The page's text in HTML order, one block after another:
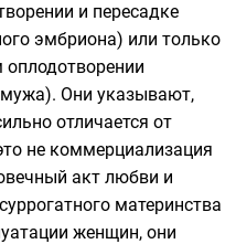
и пересадке
эмбриона) или только
мужа). Они указывают,
отличается от
не коммерциализация
акт любви и
материнства
женщин, они